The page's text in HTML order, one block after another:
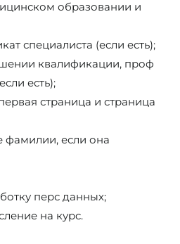
образовании и
специалиста (если есть);
квалификации, проф
есть);
страница и страница
фамилии, если она
перс данных;
на курс.